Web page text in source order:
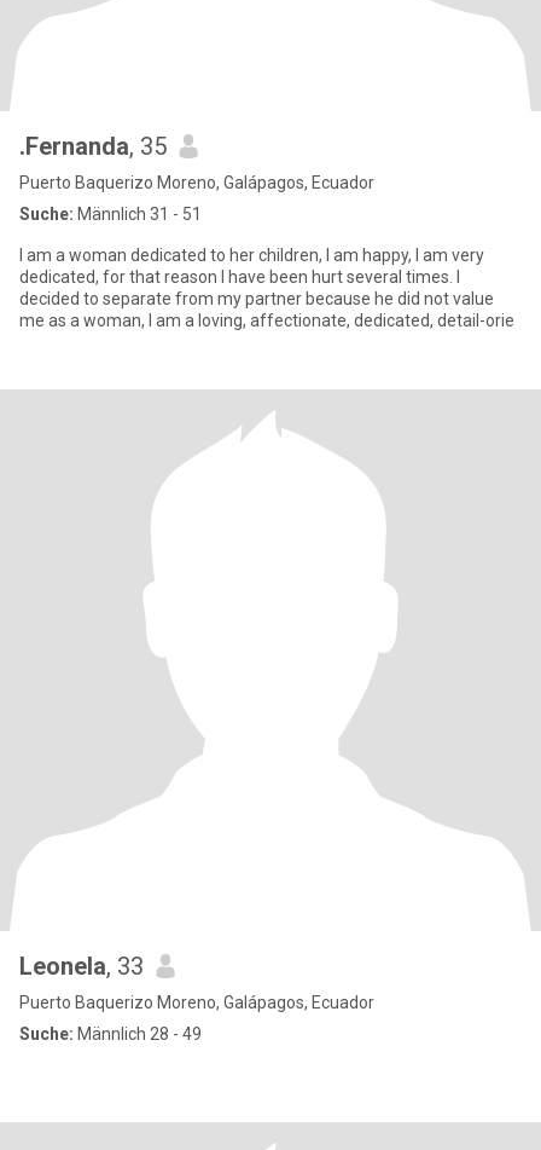
.Fernanda, 35
Puerto Baquerizo Moreno, Galápagos, Ecuador
Suche: Männlich 31 - 51
I am a woman dedicated to her children, I am happy, I am very
dedicated, for that reason I have been hurt several times. I
decided to separate from my partner because he did not value
me as a woman, I am a loving, affectionate, dedicated, detail-orie
Leonela, 33
Puerto Baquerizo Moreno, Galápagos, Ecuador
Suche: Männlich 28 - 49